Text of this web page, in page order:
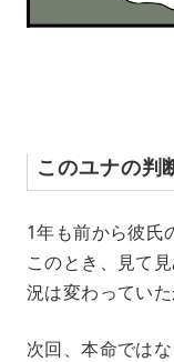
このユナの
1年も前から彼氏
このとき、見て
況は変わってい
次回、本命では